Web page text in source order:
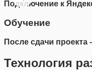
Подключение к
Обучение
После сдачи проекта
Технология